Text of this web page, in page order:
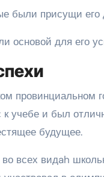
были присущи его
основой для его
провинциальном
к учебе и был
будущее.
всех видah